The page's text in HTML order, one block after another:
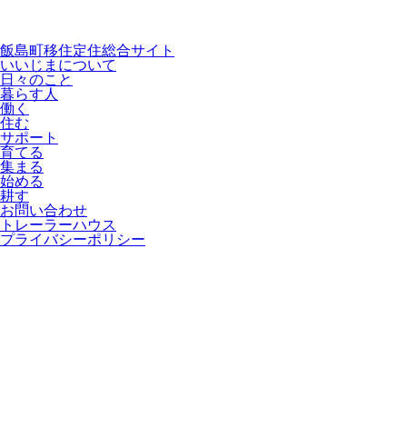
飯島町移住定住総合サイト
いいじまについて
日々のこと
暮らす人
働く
住む
サポート
育てる
集まる
始める
耕す
お問い合わせ
トレーラーハウス
プライバシーポリシー